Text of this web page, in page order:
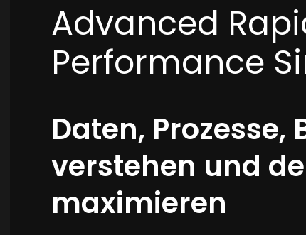
Advanced
Performance
Daten, Prozesse,
verstehen und
maximieren